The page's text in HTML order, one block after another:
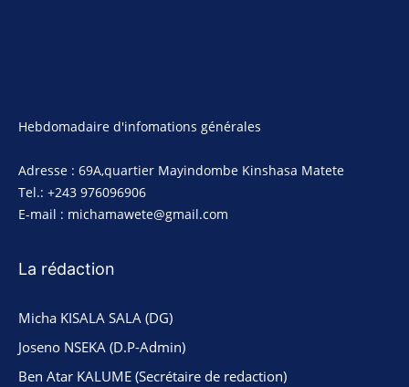
Hebdomadaire d'infomations générales
Adresse : 69A,quartier Mayindombe Kinshasa Matete
Tel.: +243 976096906
E-mail : michamawete@gmail.com
La rédaction
Micha KISALA SALA (DG)
Joseno NSEKA (D.P-Admin)
Ben Atar KALUME (Secrétaire de redaction)